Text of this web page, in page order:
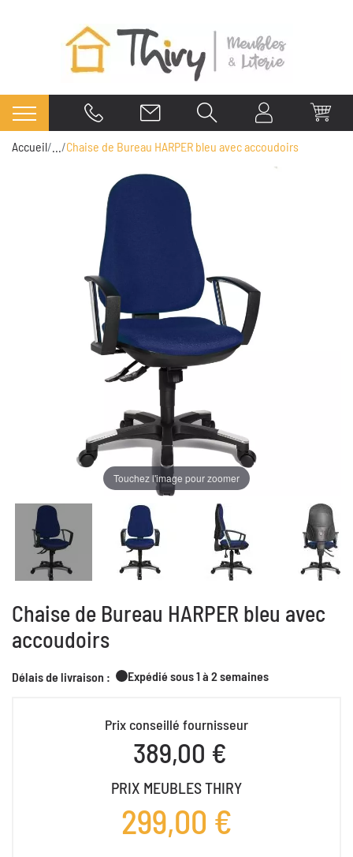
Accueil Chaise de Bureau HARPER bleu avec accoudoirs
Touchez l'image pour zoomer
Chaise de Bureau HARPER bleu avec
accoudoirs
Délais de livraison : Expédié sous 1 à 2 semaines
Prix conseillé fournisseur
389,00 €
PRIX MEUBLES THIRY
299,00 €